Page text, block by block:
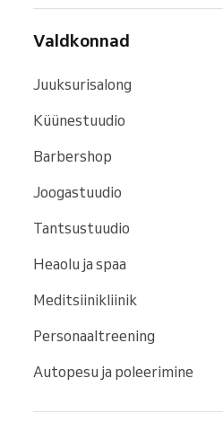
Valdkonnad
Juuksurisalong
Küünestuudio
Barbershop
Joogastuudio
Tantsustuudio
Heaolu ja spaa
Meditsiinikliinik
Personaaltreening
Autopesu ja poleerimine